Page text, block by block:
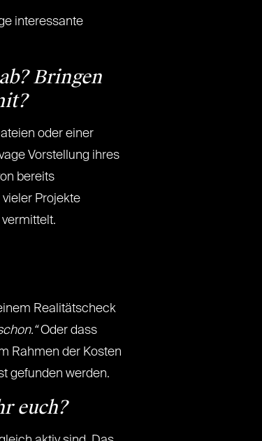
interessante
Bringen
oder einer
Vorstellung ihres
bereits
Projekte
Realitätscheck
Oder dass
Rahmen der Kosten
gefunden werden.
euch?